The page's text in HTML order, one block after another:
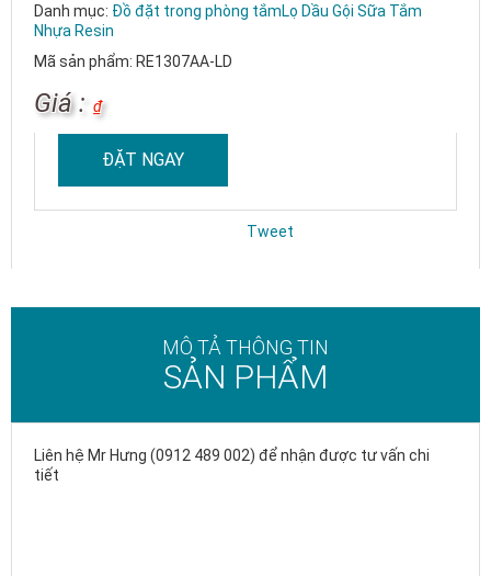
Danh mục: Đồ đặt trong phòng tắmLọ Dầu Gội Sữa Tắm
Nhựa Resin
Mã sản phẩm: RE1307AA-LD
Giá : ₫
ĐẶT NGAY
Tweet
MÔ TẢ THÔNG TIN
SẢN PHẨM
Liên hệ Mr Hưng (0912 489 002) để nhận được tư vấn chi
tiết